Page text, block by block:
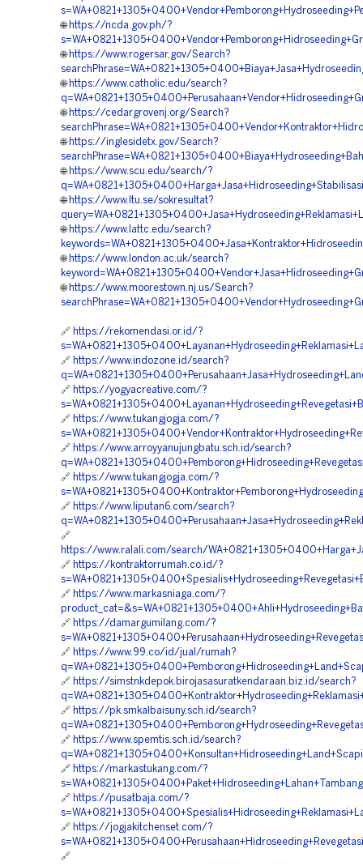
🌐 https://ncda.gov.ph/?
🌐 https://www.rogersar.gov/Search?
🌐 https://www.catholic.edu/search?
🌐 https://cedargrovenj.org/Search?
🌐 https://inglesidetx.gov/Search?
🌐 https://www.scu.edu/search/?
🌐 https://www.ltu.se/sokresultat?
🌐 https://www.lattc.edu/search?
🌐 https://www.london.ac.uk/search?
🌐 https://www.moorestown.nj.us/Search?
🔗 https://rekomendasi.or.id/?
🔗 https://www.indozone.id/search?
🔗 https://yogyacreative.com/?
🔗 https://www.tukangjogja.com/?
🔗 https://www.arroyyanujungbatu.sch.id/search?
🔗 https://www.tukangjogja.com/?
🔗 https://www.liputan6.com/search?
🔗
https://www.ralali.com/search/
🔗 https://kontraktorrumah.co.id/?
🔗 https://www.markasniaga.com/?
🔗 https://damargumilang.com/?
🔗 https://www.99.co/id/jual/rumah?
🔗 https://simstnkdepok.birojasasuratkendaraan.biz.id/search?
🔗 https://pk.smkalbaisuny.sch.id/search?
🔗 https://www.spemtis.sch.id/search?
🔗 https://markastukang.com/?
🔗 https://pusatbaja.com/?
🔗 https://jogjakitchenset.com/?
🔗